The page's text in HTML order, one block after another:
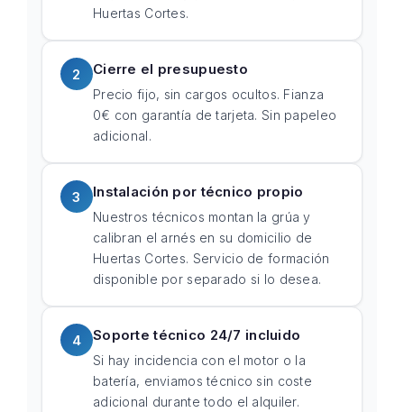
Huertas Cortes.
2 Cierre el presupuesto
Precio fijo, sin cargos ocultos. Fianza
0€ con garantía de tarjeta. Sin papeleo
adicional.
3 Instalación por técnico propio
Nuestros técnicos montan la grúa y
calibran el arnés en su domicilio de
Huertas Cortes. Servicio de formación
disponible por separado si lo desea.
4 Soporte técnico 24/7 incluido
Si hay incidencia con el motor o la
batería, enviamos técnico sin coste
adicional durante todo el alquiler.